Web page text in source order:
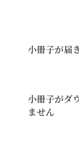
小冊子が届
小冊子がダ
ません